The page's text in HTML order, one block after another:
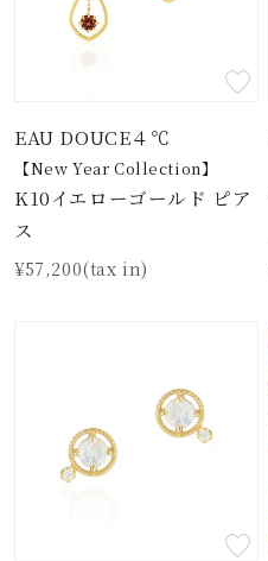
EAU DOUCE４℃
【New Year Collection】
K10イエローゴールド ピア
ス
¥57,200(tax in)